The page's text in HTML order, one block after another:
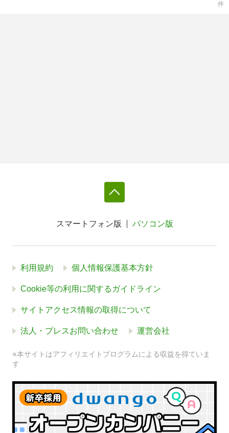
件
スマートフォン版 パソコン版
利用規約 個人情報保護基本方針
Cookie等の利用に関するガイドライン
サイトアクセス情報の取得について
法人・プレスお問い合わせ 運営会社
※本サイトはアフィリエイトプログラムによる収益を得ていま
す